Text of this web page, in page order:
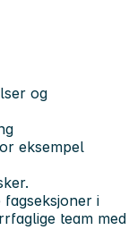
og
eksempel
i
team med